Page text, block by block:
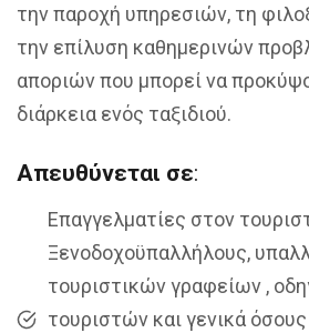
την παροχή υπηρεσιών, τη
την επίλυση καθημερινών
αποριών που μπορεί να
διάρκεια ενός ταξιδιού.
Απευθύνεται σε:
Επαγγελματίες στον
Ξενοδοχοϋπαλλήλους,
τουριστικών γραφείων ,
τουριστών και γενικά